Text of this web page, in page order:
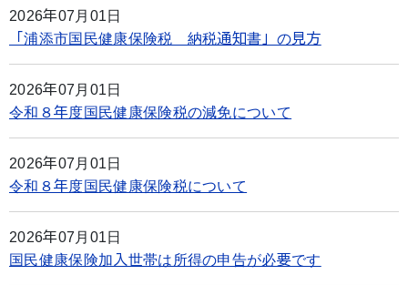
2026年07月01日
「浦添市国民健康保険税 納税通知書」の見方
2026年07月01日
令和８年度国民健康保険税の減免について
2026年07月01日
令和８年度国民健康保険税について
2026年07月01日
国民健康保険加入世帯は所得の申告が必要です